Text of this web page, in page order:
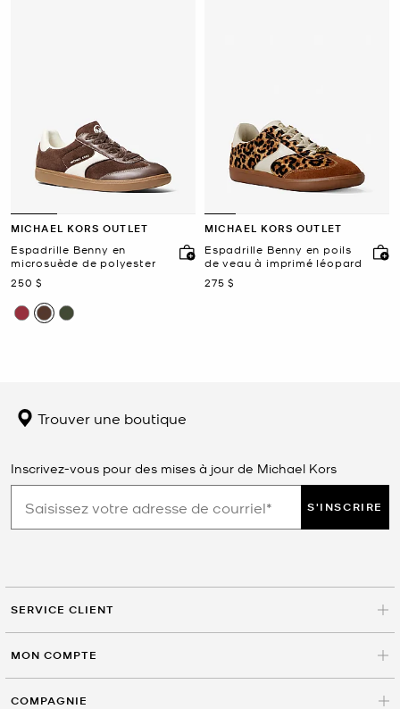
MICHAEL KORS OUTLET
Espadrille Benny en
microsuède de polyester
maintenant
250 $
MICHAEL KORS OUTLET
Espadrille Benny en poils
de veau à imprimé léopard
maintenant
275 $
Trouver une boutique
Inscrivez-vous pour des mises à jour de Michael Kors
S'INSCRIRE
SERVICE CLIENT
MON COMPTE
COMPAGNIE